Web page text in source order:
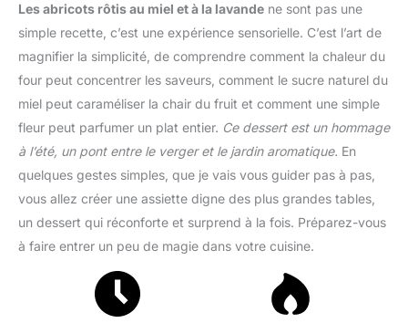
Les abricots rôtis au miel et à la lavande ne sont pas une
simple recette, c’est une expérience sensorielle. C’est l’art de
magnifier la simplicité, de comprendre comment la chaleur du
four peut concentrer les saveurs, comment le sucre naturel du
miel peut caraméliser la chair du fruit et comment une simple
fleur peut parfumer un plat entier. Ce dessert est un hommage
à l’été, un pont entre le verger et le jardin aromatique. En
quelques gestes simples, que je vais vous guider pas à pas,
vous allez créer une assiette digne des plus grandes tables,
un dessert qui réconforte et surprend à la fois. Préparez-vous
à faire entrer un peu de magie dans votre cuisine.